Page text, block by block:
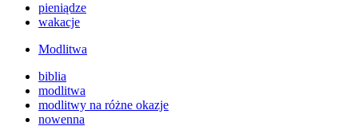
pieniądze
wakacje
Modlitwa
biblia
modlitwa
modlitwy na różne okazje
nowenna